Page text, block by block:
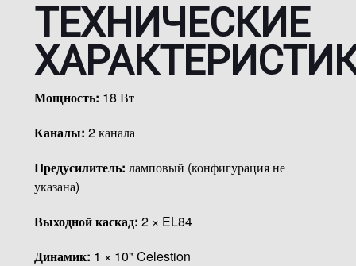
ТЕХНИЧЕСКИЕ
Мощность: 18 Вт
Каналы: 2 канала
Предусилитель: ламповый (конфигурация не
указана)
Выходной каскад: 2 × EL84
Динамик: 1 × 10" Celestion